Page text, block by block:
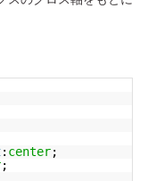
: center;
;